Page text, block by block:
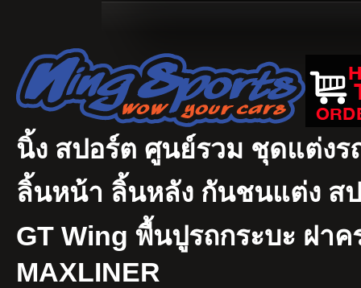
นิ้ง สปอร์ต ศูนย์รวม ชุดแต่งร
ลิ้นหน้า ลิ้นหลัง กันชนแต่ง สป
GT Wing พื้นปูรถกระบะ ฝาค
MAXLINER